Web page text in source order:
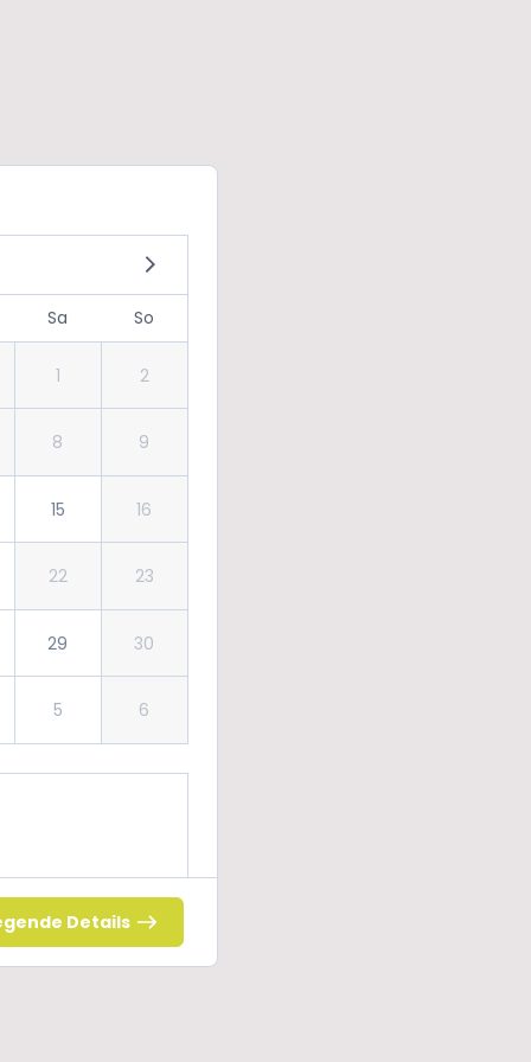
Sa So
1 2
8 9
15 16
22 23
29 30
5 6
Details